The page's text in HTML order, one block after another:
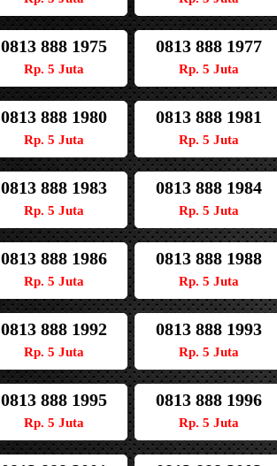
0813 888 1975
Rp. 5 Juta
0813 888 1977
Rp. 5 Juta
0813 888 1980
Rp. 5 Juta
0813 888 1981
Rp. 5 Juta
0813 888 1983
Rp. 5 Juta
0813 888 1984
Rp. 5 Juta
0813 888 1986
Rp. 5 Juta
0813 888 1988
Rp. 5 Juta
0813 888 1992
Rp. 5 Juta
0813 888 1993
Rp. 5 Juta
0813 888 1995
Rp. 5 Juta
0813 888 1996
Rp. 5 Juta